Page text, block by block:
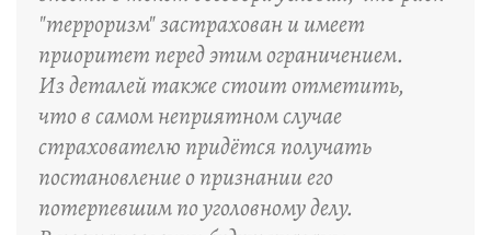
"терроризм" застрахован и имеет
приоритет перед этим ограничением.
Из деталей также стоит отметить,
что в самом неприятном случае
страхователю придётся получать
постановление о признании его
потерпевшим по уголовному делу.